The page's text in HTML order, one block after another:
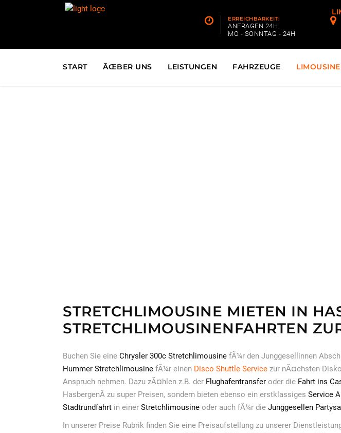
ERREICHBARKEIT:
ANFRAGEN 24H
MO - SONNTAG - 24H
START ÃŒBER UNS LEISTUNGEN FAHRZEUGE
START
STRETCHLIMOUSINE MIETEN IN
STRETCHLIMOUSINENFAHRTEN
Buchen Sie eine Chrysler 300c Stretchlimousine fÃ¼r den Junggesellinnen
Hummer Stretchlimousine fÃ¼r einen Disco Shuttle Service zur nÃ¤chsten
Anspruch nehmen. Dazu zÃ¤hlen z.B. der Flughafentransfer oder die Fahrt ins
HasbergenÂ zu super Preisen, sondern bieten ebenso ein erstklassiges Service
Stadtrundfahrt in einer Stretchlimousine oder auch fÃ¼r die Junggesellen
In unserer Preise Rubrik finden Sie eine Preisaufstellung zu unserer